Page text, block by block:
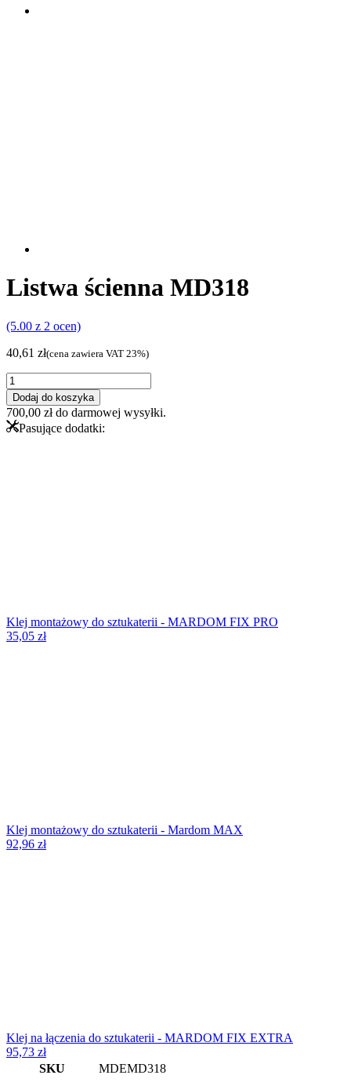
Listwa ścienna MD318
(5.00 z 2 ocen)
40,61 zł(cena zawiera VAT 23%)
ilość
Listwa
ścienna
MD318
Dodaj do koszyka
700,00 złdo darmowej wysyłki.
Pasujące dodatki:
Klej montażowy do sztukaterii - MARDOM FIX PRO
35,05 zł
Klej montażowy do sztukaterii - Mardom MAX
92,96 zł
Klej na łączenia do sztukaterii - MARDOM FIX EXTRA
95,73 zł
SKU
MDEMD318